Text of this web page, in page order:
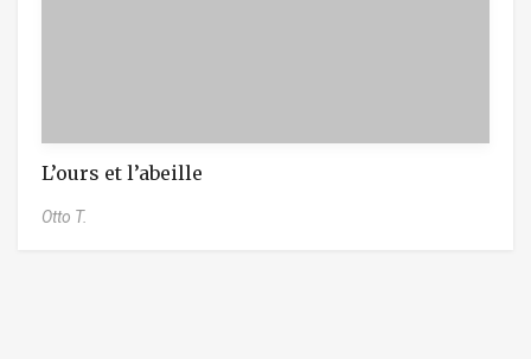
L’ours et l’abeille
Otto T.